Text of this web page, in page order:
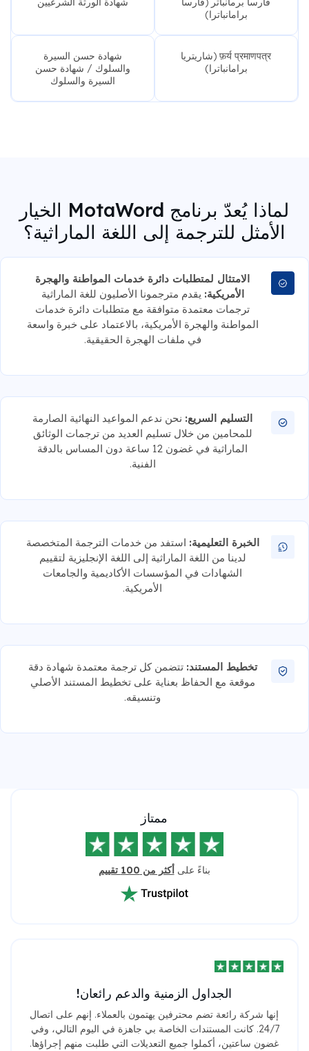
برامانباترا)
फ़र्य प्रमाणपत्र (شاريتريا
برامانباترا)
شهادة حسن السيرة
والسلوك / شهادة حسن
السيرة والسلوك
لماذا يُعدّ برنامج MotaWord الخيار
الأمثل للترجمة إلى اللغة الماراثية؟
الامتثال لمتطلبات دائرة خدمات المواطنة والهجرة
الأمريكية: يقدم مترجمونا الأصليون للغة الماراثية
ترجمات معتمدة متوافقة مع متطلبات دائرة خدمات
المواطنة والهجرة الأمريكية، بالاعتماد على خبرة واسعة
في ملفات الهجرة الحقيقية.
التسليم السريع:نحن ندعم المواعيد النهائية الصارمة
للمحامين من خلال تسليم العديد من ترجمات الوثائق
الماراثية في غضون 12 ساعة دون المساس بالدقة
الفنية.
الخبرة التعليمية: استفد من خدمات الترجمة المتخصصة
لدينا من اللغة الماراثية إلى اللغة الإنجليزية لتقييم
الشهادات في المؤسسات الأكاديمية والجامعات
الأمريكية.
تخطيط المستند: تتضمن كل ترجمة معتمدة شهادة دقة
موقعة مع الحفاظ بعناية على تخطيط المستند الأصلي
وتنسيقه.
ممتاز
بناءً على أكثر من 100 تقييم
الجداول الزمنية والدعم رائعان!
إنها شركة رائعة تضم محترفين يهتمون بالعملاء. إنهم على اتصال
24/7. كانت المستندات الخاصة بي جاهزة في اليوم التالي، وفي
غضون ساعتين، أكملوا جميع التعديلات التي طلبت منهم إجراؤها.